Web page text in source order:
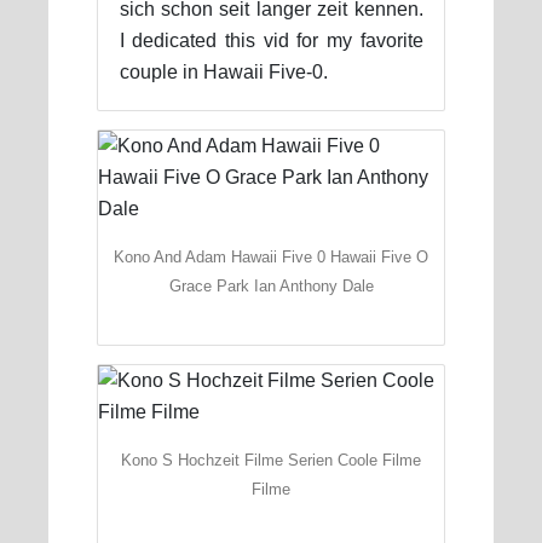
sich schon seit langer zeit kennen.
I dedicated this vid for my favorite
couple in Hawaii Five-0.
Kono And Adam Hawaii Five 0 Hawaii Five O
Grace Park Ian Anthony Dale
Kono S Hochzeit Filme Serien Coole Filme
Filme